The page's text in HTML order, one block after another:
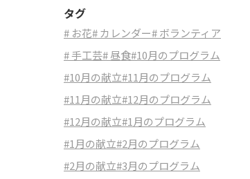
タグ
# お花# カレンダー# ボランティア
# 手工芸# 昼食#10月のプログラム
#10月の献立#11月のプログラム
#11月の献立#12月のプログラム
#12月の献立#1月のプログラム
#1月の献立#2月のプログラム
#2月の献立#3月のプログラム